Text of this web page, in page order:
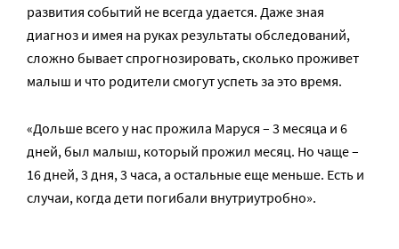
развития событий не всегда удается. Даже зная
диагноз и имея на руках результаты обследований,
сложно бывает спрогнозировать, сколько проживет
малыш и что родители смогут успеть за это время.
«Дольше всего у нас прожила Маруся – 3 месяца и 6
дней, был малыш, который прожил месяц. Но чаще –
16 дней, 3 дня, 3 часа, а остальные еще меньше. Есть и
случаи, когда дети погибали внутриутробно».